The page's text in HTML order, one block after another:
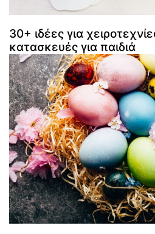
30+ ιδέες για
κατασκευές για παιδιά